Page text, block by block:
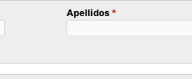
Apellidos *